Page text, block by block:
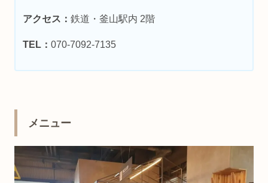
アクセス：鉄道・釜山駅内 2階
TEL：070-7092-7135
メニュー